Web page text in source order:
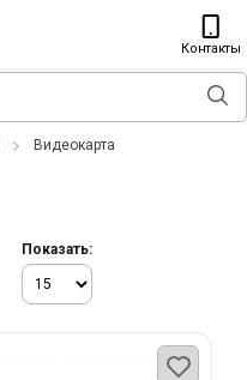
Контакты
Видеокарта
Показать: